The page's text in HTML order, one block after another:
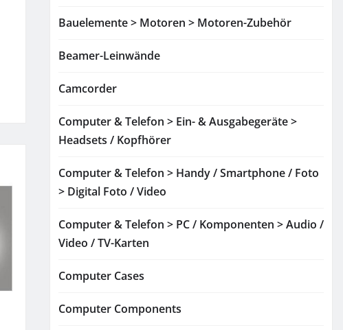
Bauelemente > Motoren > Motoren-Zubehör
Beamer-Leinwände
Camcorder
Computer & Telefon > Ein- & Ausgabegeräte >
Headsets / Kopfhörer
Computer & Telefon > Handy / Smartphone / Foto
> Digital Foto / Video
Computer & Telefon > PC / Komponenten > Audio /
Video / TV-Karten
Computer Cases
Computer Components